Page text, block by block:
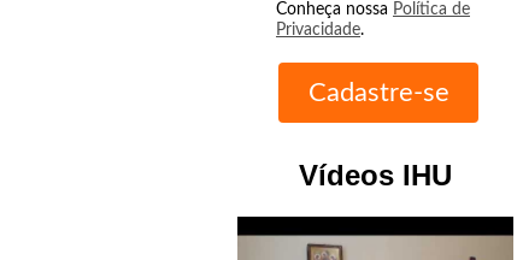
Conheça nossa Política de
Privacidade.
Vídeos IHU